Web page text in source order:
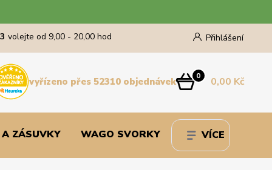
Přihlášení
volejte od 9,00 - 20,00 hod
0 0,00 Kč
vyřízeno přes 52310 objednávek
ZÁSUVKY WAGO SVORKY VÍCE